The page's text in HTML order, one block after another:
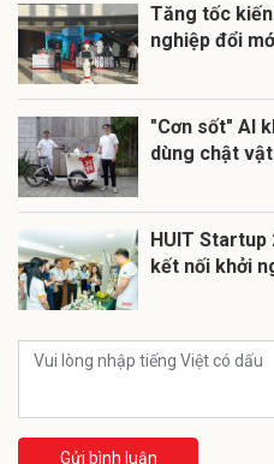
Tăng tốc
nghiệp đổi
"Cơn sốt" AI
dùng chật
HUIT Startup
kết nối khởi
Gửi bình luận